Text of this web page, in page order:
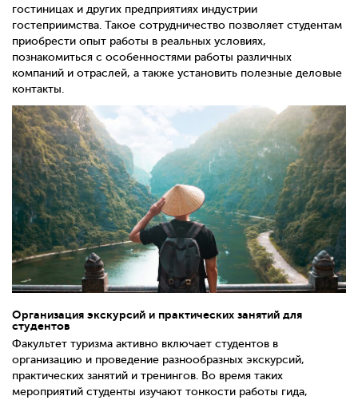
гостиницах и других предприятиях индустрии
гостеприимства. Такое сотрудничество позволяет студентам
приобрести опыт работы в реальных условиях,
познакомиться с особенностями работы различных
компаний и отраслей, а также установить полезные деловые
контакты.
Организация экскурсий и практических занятий для
студентов
Факультет туризма активно включает студентов в
организацию и проведение разнообразных экскурсий,
практических занятий и тренингов. Во время таких
мероприятий студенты изучают тонкости работы гида,